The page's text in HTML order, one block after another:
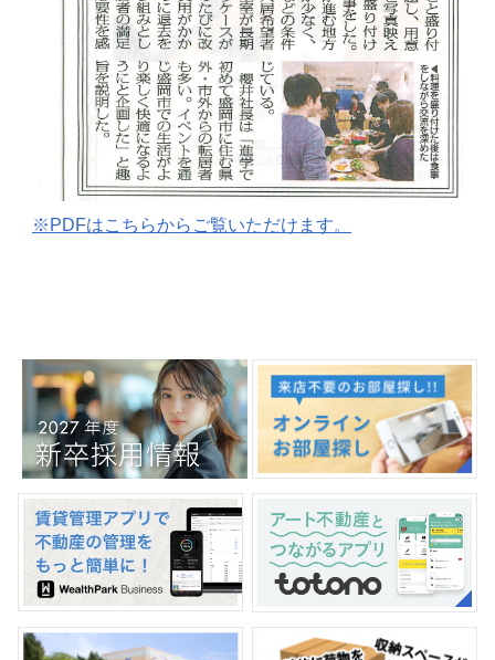
※PDFはこちらからご覧いただけます。